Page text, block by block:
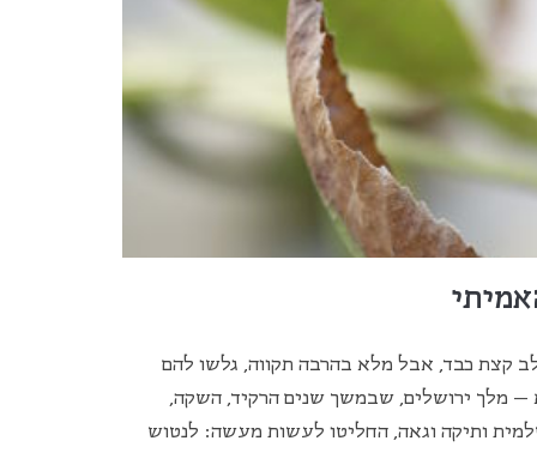
קצת כבד, אבל מלא בהרבה תקווה, גלשו להם
– מלך ירושלים, שבמשך שנים הרקיד, השקה,
ותיקה וגאה, החליטו לעשות מעשה: לנטוש